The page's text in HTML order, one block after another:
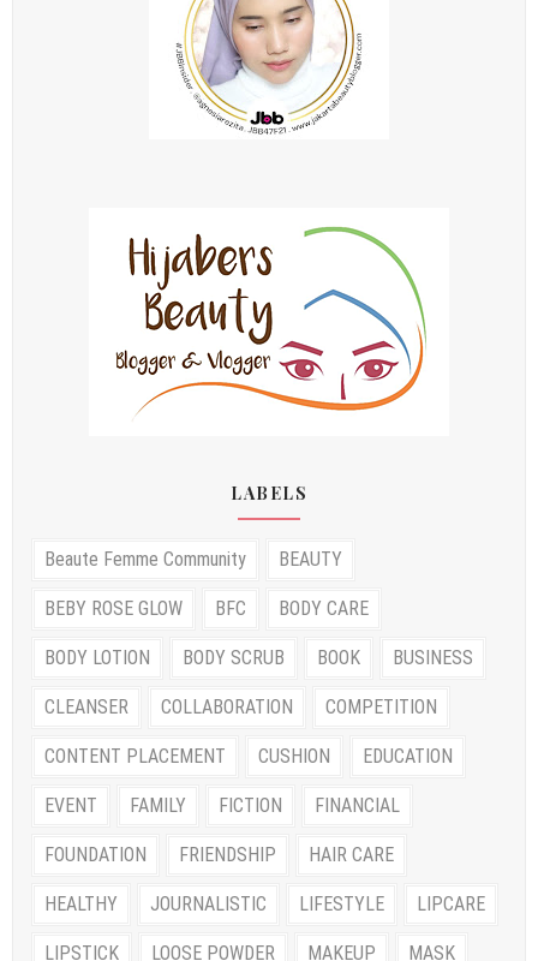
LABELS
Beaute Femme Community BEAUTY
BEBY ROSE GLOW BFC BODY CARE
BODY LOTION BODY SCRUB BOOK BUSINESS
CLEANSER COLLABORATION COMPETITION
CONTENT PLACEMENT CUSHION EDUCATION
EVENT FAMILY FICTION FINANCIAL
FOUNDATION FRIENDSHIP HAIR CARE
HEALTHY JOURNALISTIC LIFESTYLE LIPCARE
LIPSTICK LOOSE POWDER MAKEUP MASK